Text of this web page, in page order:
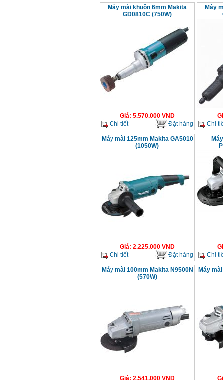
Máy mài khuôn 6mm Makita
GD0810C (750W)
Giá: 5.570.000VND
Chi tiết
Đặt hàng
Máy
Chi
Máy mài 125mm Makita GA5010
(1050W)
Giá: 2.225.000VND
Chi tiết
Đặt hàng
Chi
Máy mài 100mm Makita N9500N
(570W)
Giá: 2.541.000VND
Máy